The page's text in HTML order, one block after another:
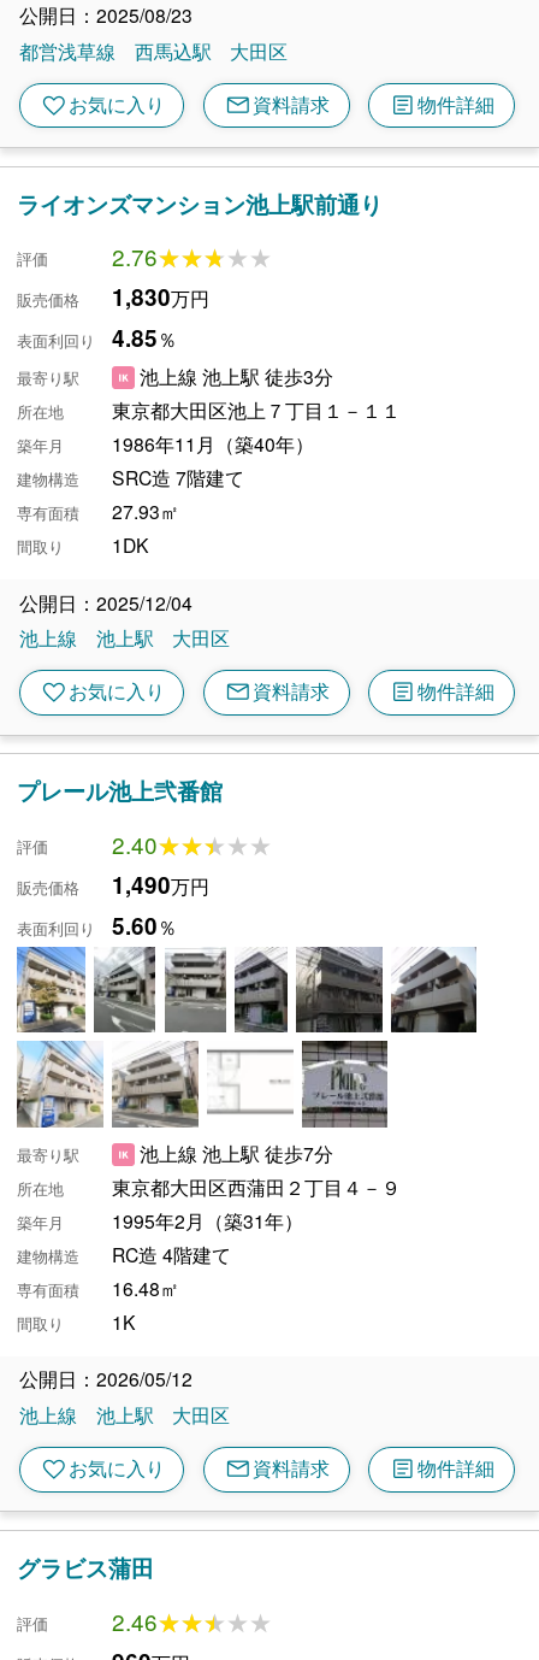
公開日：2025/08/23
都営浅草線
西馬込駅 大田区
favoriteお気に入り mail資料請求 article物件詳細
ライオンズマンション池上駅前通り
評価 2.76★★★★★
★★★★★
販売価格 1,830万円
表面利回り 4.85％
最寄り駅 池上線 池上駅 徒歩3分
所在地 東京都大田区池上７丁目１－１１
築年月 1986年11月（築40年）
建物構造 SRC造 7階建て
専有面積 27.93㎡
間取り 1DK
公開日：2025/12/04
池上線
池上駅 大田区
favoriteお気に入り mail資料請求 article物件詳細
プレール池上弐番館
評価 2.40★★★★★
★★★★★
販売価格 1,490万円
表面利回り 5.60％
最寄り駅 池上線 池上駅 徒歩7分
所在地 東京都大田区西蒲田２丁目４－９
築年月 1995年2月（築31年）
建物構造 RC造 4階建て
専有面積 16.48㎡
間取り 1K
公開日：2026/05/12
池上線
池上駅 大田区
favoriteお気に入り mail資料請求 article物件詳細
グラビス蒲田
評価 2.46★★★★★
★★★★★